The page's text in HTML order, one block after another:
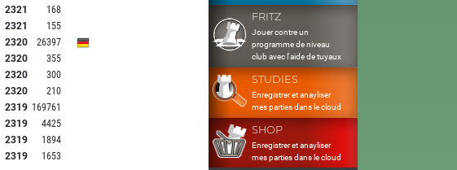
2321
168
2321
155
2320
26397
2320
355
2320
300
2320
210
2319 169761
2319
4425
2319
1894
2319 1653
FRITZ
Jouer contre un
programme de niveau
club avec l'aide de tuyaux
STUDIES
Enregistrer et anayliser
mes parties dans le cloud
SHOP
Enregistrer et anayliser
mes parties dans le cloud